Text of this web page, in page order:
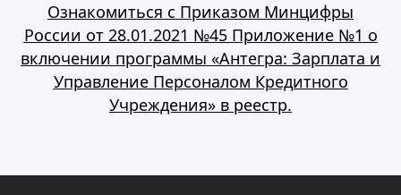
Ознакомиться с Приказом Минцифры
России от 28.01.2021 №45 Приложение №1 о
включении программы «Антегра: Зарплата и
Управление Персоналом Кредитного
Учреждения» в реестр.